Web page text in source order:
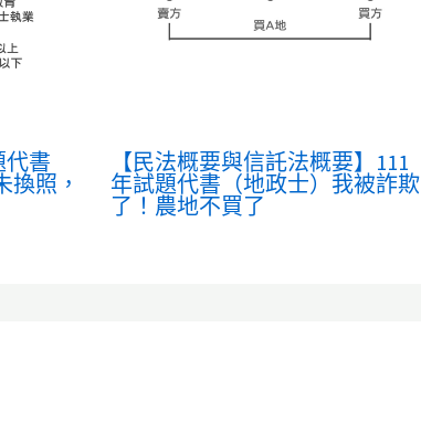
代書
換照，
【民法概要與信託法概要】111
年試題代書（地政士）我被詐欺
了！農地不買了